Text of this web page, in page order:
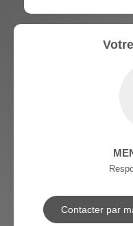
Contacter par